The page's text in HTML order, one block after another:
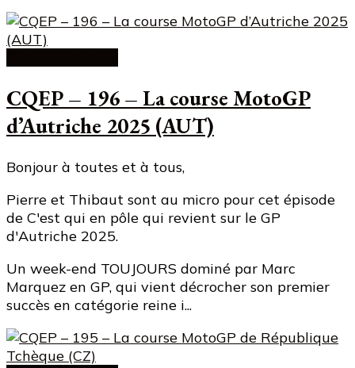
CQEP – 196 – La course MotoGP
d’Autriche 2025 (AUT)
Bonjour à toutes et à tous,
Pierre et Thibaut sont au micro pour cet épisode
de C'est qui en pôle qui revient sur le GP
d'Autriche 2025.
Un week-end TOUJOURS dominé par Marc
Marquez en GP, qui vient décrocher son premier
succès en catégorie reine i...